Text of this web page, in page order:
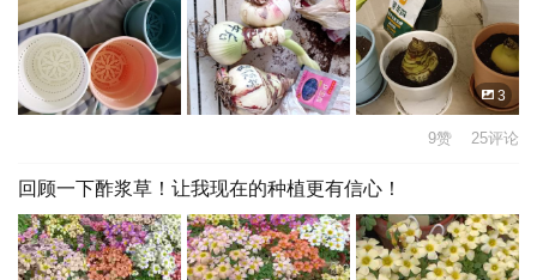
3
9赞 25评论
回顾一下酢浆草！让我现在的种植更有信心！